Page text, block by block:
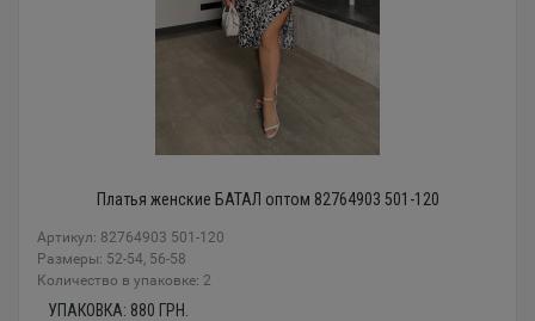
Платья женские БАТАЛ оптом 82764903 501-120
Артикул: 82764903 501-120
Размеры: 52-54, 56-58
Количество в упаковке: 2
УПАКОВКА: 880 ГРН.